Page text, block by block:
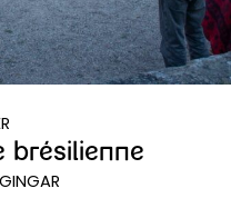
brésilienne